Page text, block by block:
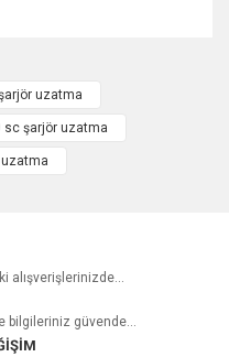
siz yapın!
uzatma
sc şarjör uzatma
alışverişlerinizde...
bilgileriniz güvende...